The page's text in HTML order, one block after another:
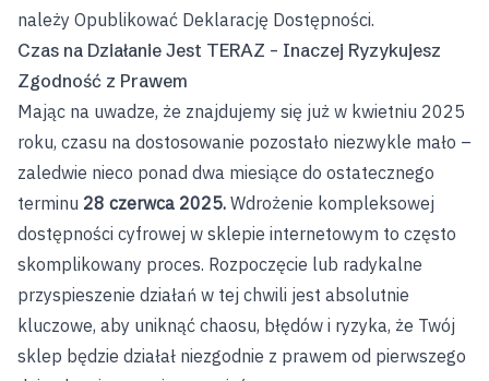
należy Opublikować Deklarację Dostępności.
Czas na Działanie Jest TERAZ – Inaczej Ryzykujesz
Zgodność z Prawem
Mając na uwadze, że znajdujemy się już w kwietniu 2025
roku, czasu na dostosowanie pozostało niezwykle mało –
zaledwie nieco ponad dwa miesiące do ostatecznego
terminu 28 czerwca 2025. Wdrożenie kompleksowej
dostępności cyfrowej w sklepie internetowym to często
skomplikowany proces. Rozpoczęcie lub radykalne
przyspieszenie działań w tej chwili jest absolutnie
kluczowe, aby uniknąć chaosu, błędów i ryzyka, że Twój
sklep będzie działał niezgodnie z prawem od pierwszego